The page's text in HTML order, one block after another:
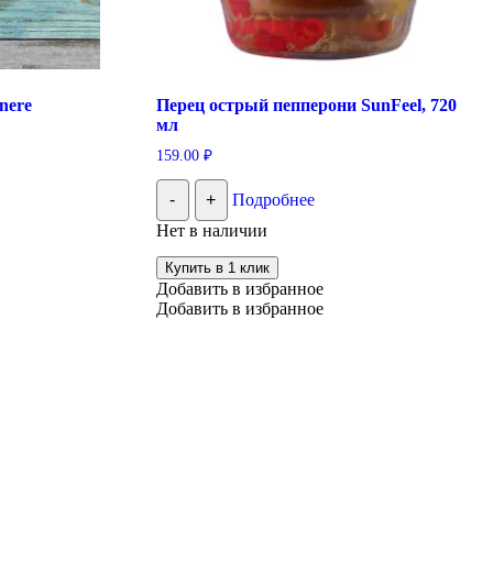
Перец острый пепперони SunFeel, 720
мл
159.00 ₽
- +
Подробнее
Нет в наличии
Купить в 1 клик
Добавить в избранное
Добавить в избранное